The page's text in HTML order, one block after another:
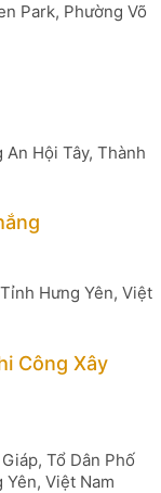
Park, Phường Võ
Hội Tây, Thành
Hưng Yên, Việt
Công Xây
Tổ Dân Phố
Yên, Việt Nam